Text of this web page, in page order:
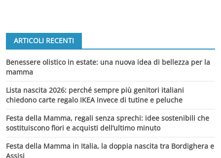
ARTICOLI RECENTI
Benessere olistico in estate: una nuova idea di bellezza per la
mamma
Lista nascita 2026: perché sempre più genitori italiani
chiedono carte regalo IKEA invece di tutine e peluche
Festa della Mamma, regali senza sprechi: idee sostenibili che
sostituiscono fiori e acquisti dell’ultimo minuto
Festa della Mamma in Italia, la doppia nascita tra Bordighera e
Assisi